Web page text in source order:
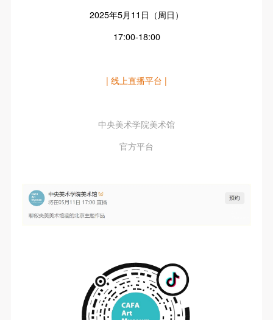
2025年5月11日（周日）
17:00-18:00
| 线上直播平台 |
中央美术学院美术馆
官方平台